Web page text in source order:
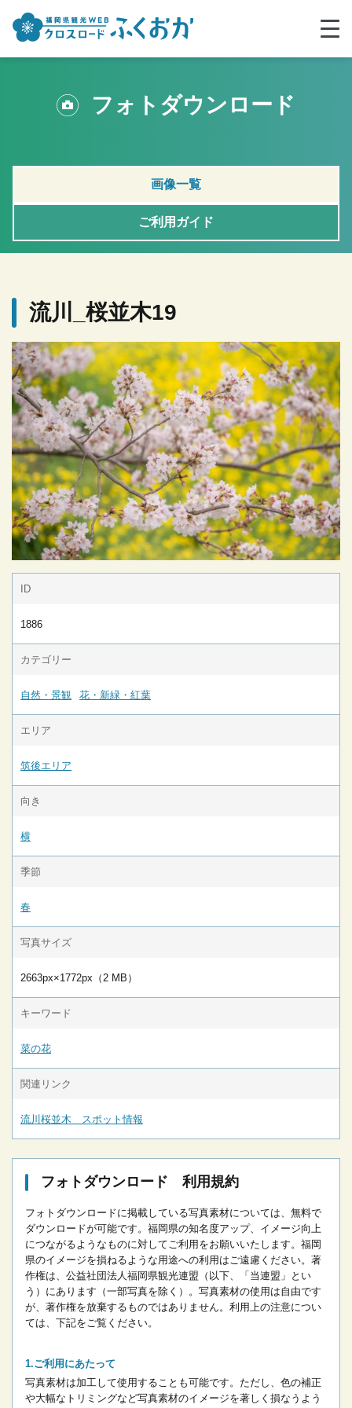
フォトダウンロード
画像一覧
ご利用ガイド
流川_桜並木19
ID
1886
カテゴリー
自然・景観 花・新緑・紅葉
エリア
筑後エリア
向き
横
季節
春
写真サイズ
2663px×1772px（2 MB）
キーワード
菜の花
関連リンク
流川桜並木 スポット情報
フォトダウンロード 利用規約
フォトダウンロードに掲載している写真素材については、無料で
ダウンロードが可能です。 福岡県の知名度アップ、イメージ向上
につながるようなものに対してご利用をお願いいたします。 福岡
県のイメージを損ねるような用途への利用はご遠慮ください。 著
作権は、公益社団法人福岡県観光連盟（以下、「当連盟」とい
う）にあります（一部写真を除く）。写真素材の使用は自由です
が、著作権を放棄するものではありません。 利用上の注意につい
ては、下記をご覧ください。
ご利用にあたって
写真素材は加工して使用することも可能です。ただし、色の補正
や大幅なトリミングなど写真素材のイメージを著しく損なうよう